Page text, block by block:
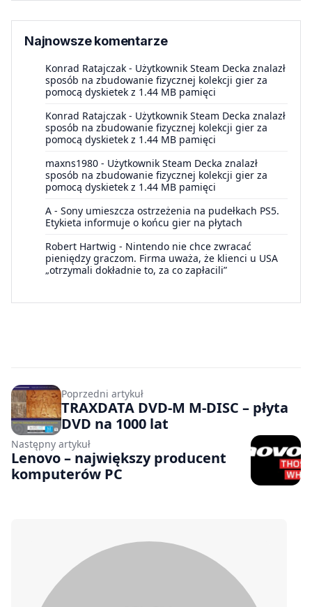
Najnowsze komentarze
Konrad Ratajczak - Użytkownik Steam Decka znalazł
sposób na zbudowanie fizycznej kolekcji gier za
pomocą dyskietek z 1.44 MB pamięci
Konrad Ratajczak - Użytkownik Steam Decka znalazł
sposób na zbudowanie fizycznej kolekcji gier za
pomocą dyskietek z 1.44 MB pamięci
maxns1980 - Użytkownik Steam Decka znalazł
sposób na zbudowanie fizycznej kolekcji gier za
pomocą dyskietek z 1.44 MB pamięci
A - Sony umieszcza ostrzeżenia na pudełkach PS5.
Etykieta informuje o końcu gier na płytach
Robert Hartwig - Nintendo nie chce zwracać
pieniędzy graczom. Firma uważa, że klienci u USA
„otrzymali dokładnie to, za co zapłacili”
Poprzedni artykuł
TRAXDATA DVD-M M-DISC – płyta
DVD na 1000 lat
Następny artykuł
Lenovo – największy producent
komputerów PC